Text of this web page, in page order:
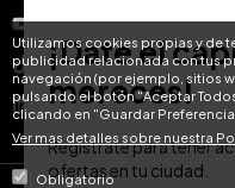
Utilizamos cookies propias y de
publicidad relacionada con tus
navegación (por ejemplo, sitios
pulsando el botón "Aceptar
clicando en "Guardar
Ver mas detalles sobre nuestra
Obligatorio
YouTube
TikTok
LinkedIn
¡Date el
mereces!
Regístrate para tener
ofertas en tu ciudad.